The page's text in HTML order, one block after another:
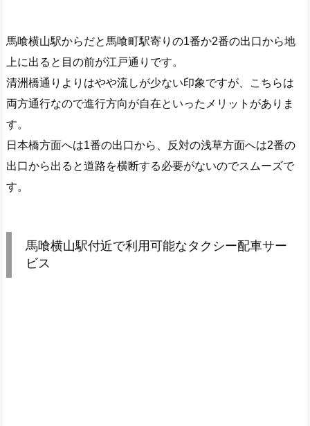
馬喰横山駅からだと馬喰町駅寄りの1番か2番の出口から地
上に出ると目の前が江戸通りです。
清洲橋通りよりはやや流しが少ない印象ですが、こちらは
両方通行なので進行方向が自在といったメリットがありま
す。
日本橋方面へは1番の出口から、反対の浅草方面へは2番の
出口から出ると道路を横断する必要がないのでスムーズで
す。
馬喰横山駅付近で利用可能なタクシー配車サー
ビス